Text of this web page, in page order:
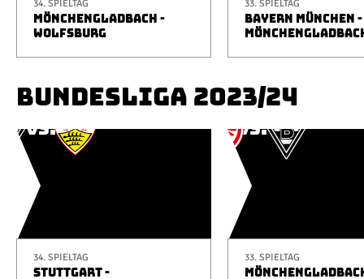
34. SPIELTAG
MÖNCHENGLADBACH -
WOLFSBURG
33. SPIELTAG
BAYERN MÜNCHEN -
BUNDESLIGA 2023/24
34. SPIELTAG
STUTTGART -
33. SPIELTAG